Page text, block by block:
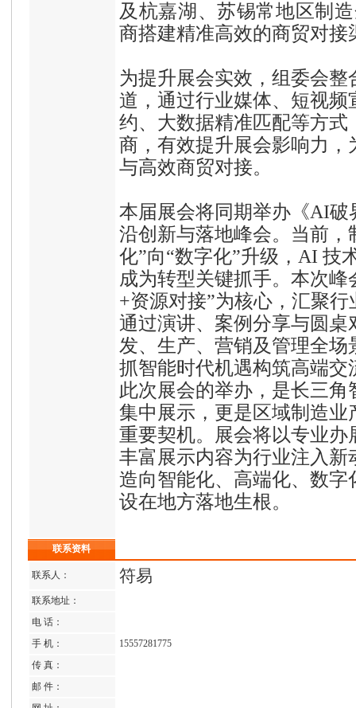
及杭嘉湖、苏锡常地区制
商搭建精准高效的商贸对接
为提升展会实效，组委会
道，通过行业媒体、短视
约、大数据精准匹配等方
商，有效提升展会影响力
与高效商贸对接。
本届展会将同期举办《AI破
沿创新与落地峰会。当前，
化”向“数字化”升级，AI 技
成为转型关键抓手。本次
+资源对接”为核心，汇聚
通过演讲、案例分享与圆
发、生产、营销及管理全
抓智能时代机遇构筑高端交
此次展会的举办，是长三
集中展示，更是区域制造
重要契机。展会将以专业
丰富展示内容为行业注入
造向智能化、高端化、数
设在地方落地生根。
联系资料
联系人： 符易
联系地址：
电 话：
手 机：
15557281775
传 真：
邮 件：